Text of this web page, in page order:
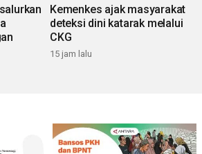
Kemenkes ajak masyarakat
deteksi dini katarak melalui
CKG
15 jam lalu